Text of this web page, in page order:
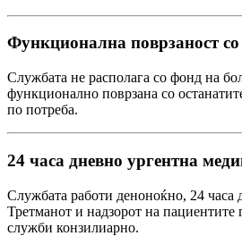
Функционална поврзаност
Службата не располага со фонд на
функционално поврзана со
по потреба.
24 часа дневно ургентна
Службата работи деноноќно, 24 часа
Третманот и надзорот на пациентите
служби конзилиарно.